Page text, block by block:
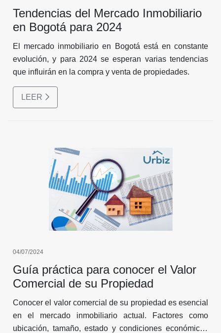
Tendencias del Mercado Inmobiliario
en Bogotá para 2024
El mercado inmobiliario en Bogotá está en constante
evolución, y para 2024 se esperan varias tendencias
que influirán en la compra y venta de propiedades.
LEER
04/07/2024
Guía práctica para conocer el Valor
Comercial de su Propiedad
Conocer el valor comercial de su propiedad es esencial
en el mercado inmobiliario actual. Factores como
ubicación, tamaño, estado y condiciones económicas